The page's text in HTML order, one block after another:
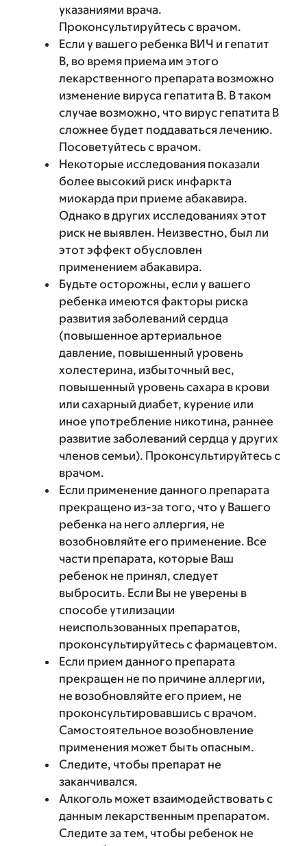
указаниями врача.
Проконсультируйтесь с врачом.
Если у вашего ребенка ВИЧ и гепатит
В, во время приема им этого
лекарственного препарата возможно
изменение вируса гепатита В. В таком
случае возможно, что вирус гепатита В
сложнее будет поддаваться лечению.
Посоветуйтесь с врачом.
Некоторые исследования показали
более высокий риск инфаркта
миокарда при приеме абакавира.
Однако в других исследованиях этот
риск не выявлен. Неизвестно, был ли
этот эффект обусловлен
применением абакавира.
Будьте осторожны, если у вашего
ребенка имеются факторы риска
развития заболеваний сердца
(повышенное артериальное
давление, повышенный уровень
холестерина, избыточный вес,
повышенный уровень сахара в крови
или сахарный диабет, курение или
иное употребление никотина, раннее
развитие заболеваний сердца у других
членов семьи). Проконсультируйтесь с
врачом.
Если применение данного препарата
прекращено из-за того, что у Вашего
ребенка на него аллергия, не
возобновляйте его применение. Все
части препарата, которые Ваш
ребенок не принял, следует
выбросить. Если Вы не уверены в
способе утилизации
неиспользованных препаратов,
проконсультируйтесь с фармацевтом.
Если прием данного препарата
прекращен не по причине аллергии,
не возобновляйте его прием, не
проконсультировавшись с врачом.
Самостоятельное возобновление
применения может быть опасным.
Следите, чтобы препарат не
заканчивался.
Алкоголь может взаимодействовать с
данным лекарственным препаратом.
Следите за тем, чтобы ребенок не